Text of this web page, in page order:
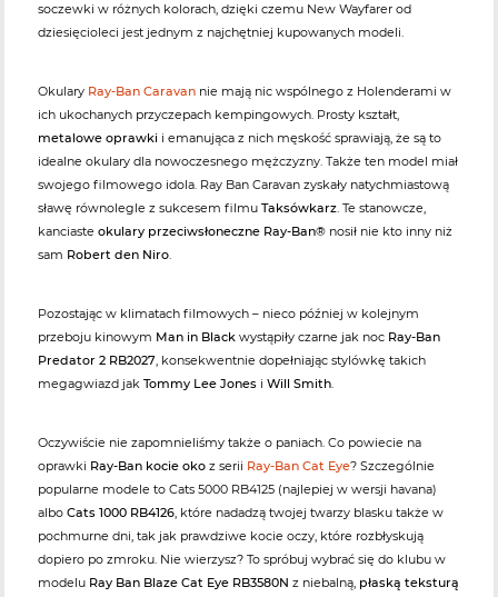
soczewki w różnych kolorach, dzięki czemu New Wayfarer od
dziesięcioleci jest jednym z najchętniej kupowanych modeli.
Okulary Ray-Ban Caravan nie mają nic wspólnego z Holenderami w
ich ukochanych przyczepach kempingowych. Prosty kształt,
metalowe oprawki i emanująca z nich męskość sprawiają, że są to
idealne okulary dla nowoczesnego mężczyzny. Także ten model miał
swojego filmowego idola. Ray Ban Caravan zyskały natychmiastową
sławę równolegle z sukcesem filmu Taksówkarz. Te stanowcze,
kanciaste okulary przeciwsłoneczne Ray-Ban® nosił nie kto inny niż
sam Robert den Niro.
Pozostając w klimatach filmowych – nieco później w kolejnym
przeboju kinowym Man in Black wystąpiły czarne jak noc Ray-Ban
Predator 2 RB2027, konsekwentnie dopełniając stylówkę takich
megagwiazd jak Tommy Lee Jones i Will Smith.
Oczywiście nie zapomnieliśmy także o paniach. Co powiecie na
oprawki Ray-Ban kocie oko z serii Ray-Ban Cat Eye? Szczególnie
popularne modele to Cats 5000 RB4125 (najlepiej w wersji havana)
albo Cats 1000 RB4126, które nadadzą twojej twarzy blasku także w
pochmurne dni, tak jak prawdziwe kocie oczy, które rozbłyskują
dopiero po zmroku. Nie wierzysz? To spróbuj wybrać się do klubu w
modelu Ray Ban Blaze Cat Eye RB3580N z niebalną, płaską teksturą